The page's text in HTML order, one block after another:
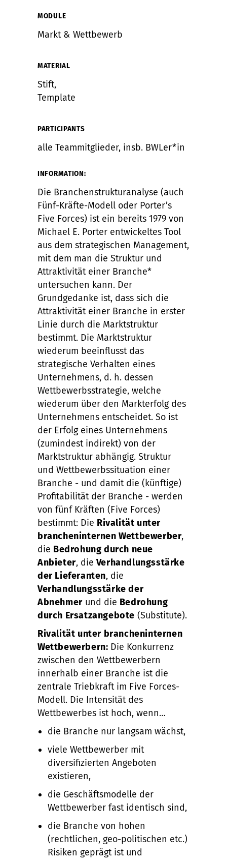
MODULE
Markt & Wettbewerb
MATERIAL
Stift,
Template
PARTICIPANTS
alle Teammitglieder, insb. BWLer*in
INFORMATION:
Die Branchenstrukturanalyse (auch
Fünf-Kräfte-Modell oder Porter’s
Five Forces) ist ein bereits 1979 von
Michael E. Porter entwickeltes Tool
aus dem strategischen Management,
mit dem man die Struktur und
Attraktivität einer Branche*
untersuchen kann. Der
Grundgedanke ist, dass sich die
Attraktivität einer Branche in erster
Linie durch die Marktstruktur
bestimmt. Die Marktstruktur
wiederum beeinflusst das
strategische Verhalten eines
Unternehmens, d. h. dessen
Wettbewerbsstrategie, welche
wiederum über den Markterfolg des
Unternehmens entscheidet. So ist
der Erfolg eines Unternehmens
(zumindest indirekt) von der
Marktstruktur abhängig. Struktur
und Wettbewerbssituation einer
Branche - und damit die (künftige)
Profitabilität der Branche - werden
von fünf Kräften (Five Forces)
bestimmt: Die Rivalität unter
brancheninternen Wettbewerber,
die Bedrohung durch neue
Anbieter, dieVerhandlungsstärke
der Lieferanten, die
Verhandlungsstärke der
Abnehmerund die Bedrohung
durch Ersatzangebote (Substitute).
Rivalität unter brancheninternen
Wettbewerbern: Die Konkurrenz
zwischen den Wettbewerbern
innerhalb einer Branche ist die
zentrale Triebkraft im Five Forces-
Modell. Die Intensität des
Wettbewerbes ist hoch, wenn…
die Branche nur langsam wächst,
viele Wettbewerber mit
diversifizierten Angeboten
existieren,
die Geschäftsmodelle der
Wettbewerber fast identisch sind,
die Branche von hohen
(rechtlichen, geo-politischen etc.)
Risiken geprägt ist und